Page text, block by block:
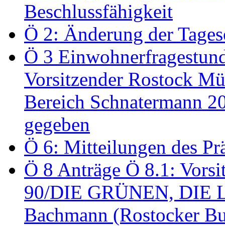
Beschlussfähigkeit
Ö 2: Änderung der
Ö 3
Vorsitzender Rostock
Bereich Schnatermann
gegeben
Ö 6: Mitteilungen des
Ö 8 Anträge Ö 8.1:
90/DIE GRÜNEN, DIE
Bachmann (Rostocker